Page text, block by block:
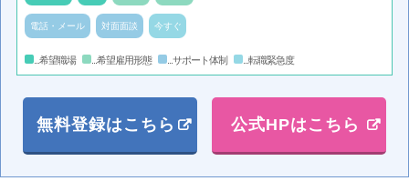
電話・メール 対面面談 今すぐ
...希望職場 ...希望雇用形態 ...サポート体制 ...転職緊急度
無料登録はこちら 公式HPはこちら